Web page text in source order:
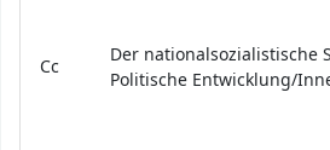
Cc
Der nationalsozialistische
Politische Entwicklung/